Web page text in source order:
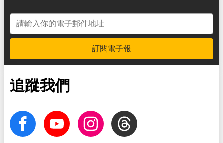
電子郵件地址
訂閱電子報
追蹤我們
facebook Youtube InstagramThreads